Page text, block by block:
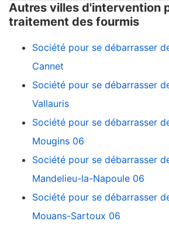
Autres villes d'intervention
traitement des fourmis
Société pour se débarrasser
Cannet
Société pour se débarrasser
Vallauris
Société pour se débarrasser
Mougins 06
Société pour se débarrasser
Mandelieu-la-Napoule 06
Société pour se débarrasser
Mouans-Sartoux 06